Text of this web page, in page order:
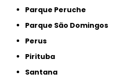
Parque Peruche
Parque São Domingos
Perus
Pirituba
Santana